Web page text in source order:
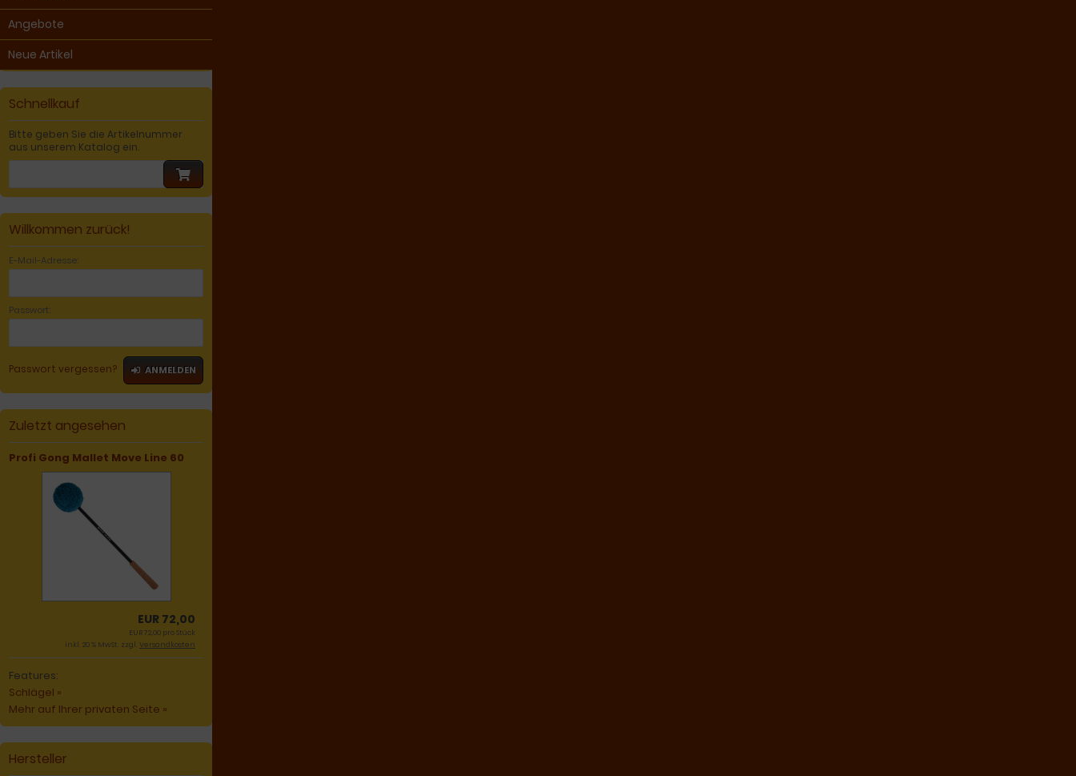
Angebote
Neue Artikel
Schnellkauf
Bitte geben Sie die Artikelnummer
aus unserem Katalog ein.
Willkommen zurück!
E-Mail-Adresse:
Passwort:
Passwort vergessen? ANMELDEN
Zuletzt angesehen
Profi Gong Mallet Move Line 60
EUR 72,00
EUR 72,00 pro Stück
inkl. 20 % MwSt. zzgl. Versandkosten
Features:
Schlägel »
Mehr auf Ihrer privaten Seite »
Hersteller